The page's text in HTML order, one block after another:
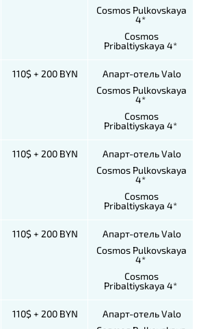
Cosmos Pulkovskaya
4*
Cosmos
Pribaltiyskaya 4*
110$ + 200 BYN
Апарт-отель Valo
Cosmos Pulkovskaya
4*
Cosmos
Pribaltiyskaya 4*
110$ + 200 BYN
Апарт-отель Valo
Cosmos Pulkovskaya
4*
Cosmos
Pribaltiyskaya 4*
110$ + 200 BYN
Апарт-отель Valo
Cosmos Pulkovskaya
4*
Cosmos
Pribaltiyskaya 4*
110$ + 200 BYN
Апарт-отель Valo